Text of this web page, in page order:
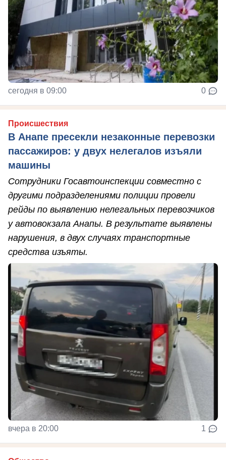
сегодня в 09:00 0
Происшествия
В Анапе пресекли незаконные перевозки
пассажиров: у двух нелегалов изъяли
машины
Сотрудники Госавтоинспекции совместно с
другими подразделениями полиции провели
рейды по выявлению нелегальных перевозчиков
у автовокзала Анапы. В результате выявлены
нарушения, в двух случаях транспортные
средства изъяты.
вчера в 20:00 1